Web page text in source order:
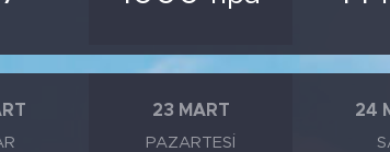
23 MART
PAZARTESI
24